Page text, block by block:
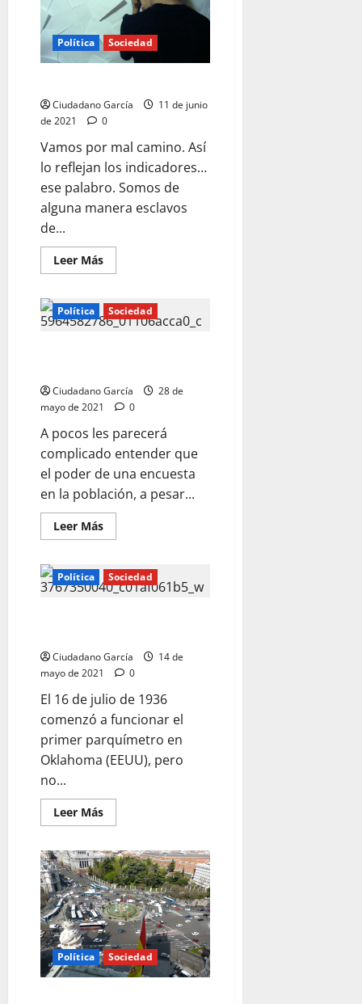
Política Sociedad
Ciudadano García
11 de junio
de 2021
0
Vamos por mal camino. Así
lo reflejan los indicadores…
ese palabro. Somos de
alguna manera esclavos
de...
Leer MásLeer
más
NOS
ESTAMOS
EQUIVOCANDO
Política Sociedad
Ciudadano García
28 de
mayo de 2021
0
A pocos les parecerá
complicado entender que
el poder de una encuesta
en la población, a pesar...
Leer MásLeer
más
LA
HONESTIDAD
POLÍTICA
Política Sociedad
Ciudadano García
14 de
mayo de 2021
0
El 16 de julio de 1936
comenzó a funcionar el
primer parquímetro en
Oklahoma (EEUU), pero
no...
Leer MásLeer
más
TODO
COMENZÓ
CON
LOS
PARQUÍMETROS
Política Sociedad